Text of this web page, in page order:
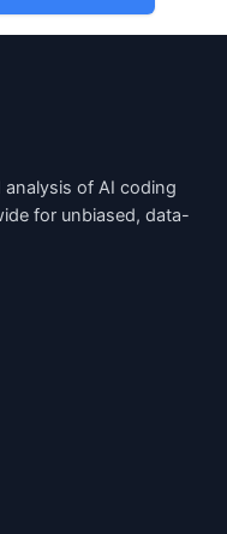
of AI coding
for unbiased, data-